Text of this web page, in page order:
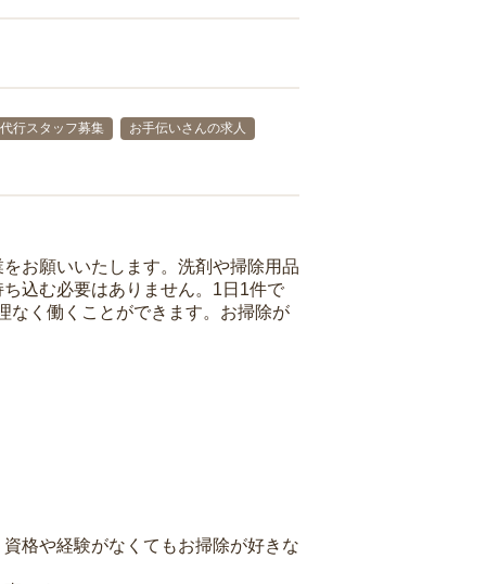
行スタッフ募集
お手伝いさんの求人
お願いいたします。洗剤や掃除用品
込む必要はありません。1日1件で
なく働くことができます。お掃除が
格や経験がなくてもお掃除が好きな